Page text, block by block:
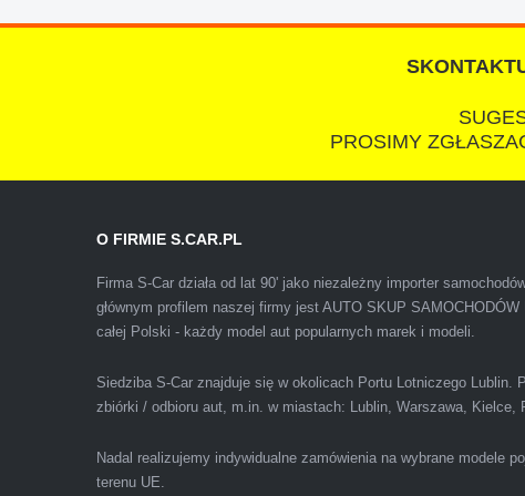
wiedziałem, że sprzedaż samochodu może być
PROSIMY
O FIRMIE S.CAR.PL
Firma S-Car działa od lat 90' jako niezależny importer
głównym profilem naszej firmy jest AUTO SKUP
całej Polski - każdy model aut popularnych marek i modeli.
Siedziba S-Car znajduje się w okolicach Portu Lotniczego Lublin.
zbiórki / odbioru aut, m.in. w miastach: Lublin, Warszawa, Kielce,
Nadal realizujemy indywidualne zamówienia na wybrane modele
terenu UE.